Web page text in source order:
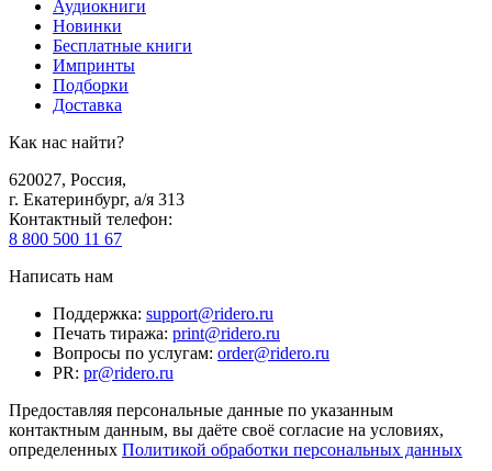
Аудиокниги
Новинки
Бесплатные книги
Импринты
Подборки
Доставка
Как нас найти?
620027, Россия,
г. Екатеринбург, а/я 313
Контактный телефон:
8 800 500 11 67
Написать нам
Поддержка: support@ridero.ru
Печать тиража: print@ridero.ru
Вопросы по услугам: order@ridero.ru
PR: pr@ridero.ru
Предоставляя персональные данные по указанным
контактным данным, вы даёте своё согласие на условиях,
определенных Политикой обработки персональных данных